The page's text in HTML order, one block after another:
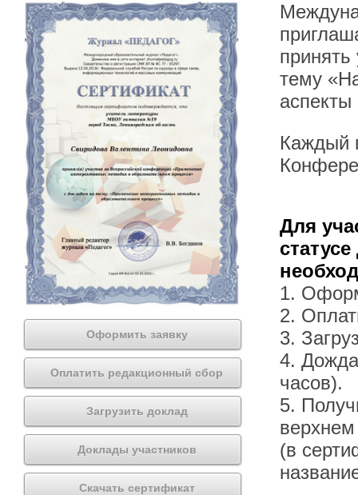
Оформить заявку
Оплатить редакционный сбор
Загрузить доклад
Доклады участников
Скачать сертификат
тему
аспекты
Каждый
Для
1.
2.
3.
4.
часов).
5.
(в